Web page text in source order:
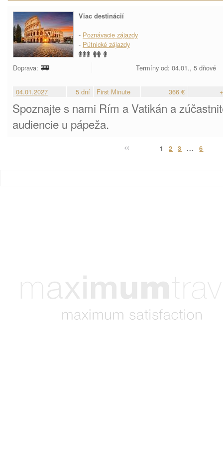
Viac destinácií
- Poznávacie zájazdy
- Pútnické zájazdy
Doprava: Termíny od: 04.01., 5 dňové
04.01.2027 5 dní First Minute 366 €
Spoznajte s nami Rím a Vatikán a
audiencie u pápeža.
1 2 3 ...6